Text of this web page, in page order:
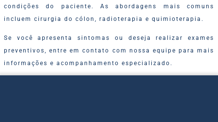
condições do paciente. As abordagens mais comuns
incluem cirurgia do cólon, radioterapia e quimioterapia.
Se você apresenta sintomas ou deseja realizar exames
preventivos, entre em contato com nossa equipe para mais
informações e acompanhamento especializado.